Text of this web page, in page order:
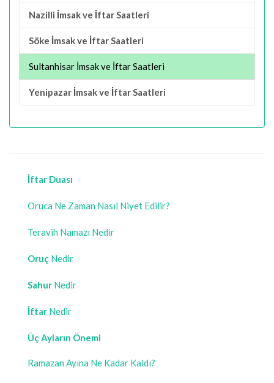
Nazilli İmsak ve İftar Saatleri
Söke İmsak ve İftar Saatleri
Sultanhisar İmsak ve İftar Saatleri
Yenipazar İmsak ve İftar Saatleri
İftar Duası
Oruca Ne Zaman Nasıl Niyet Edilir?
Teravih Namazı Nedir
Oruç Nedir
Sahur Nedir
İftar Nedir
Üç Ayların Önemi
Ramazan Ayına Ne Kadar Kaldı?